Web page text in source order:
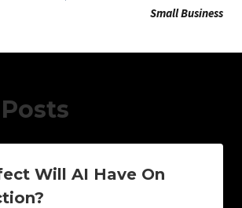
Small Business
Will AI Have On